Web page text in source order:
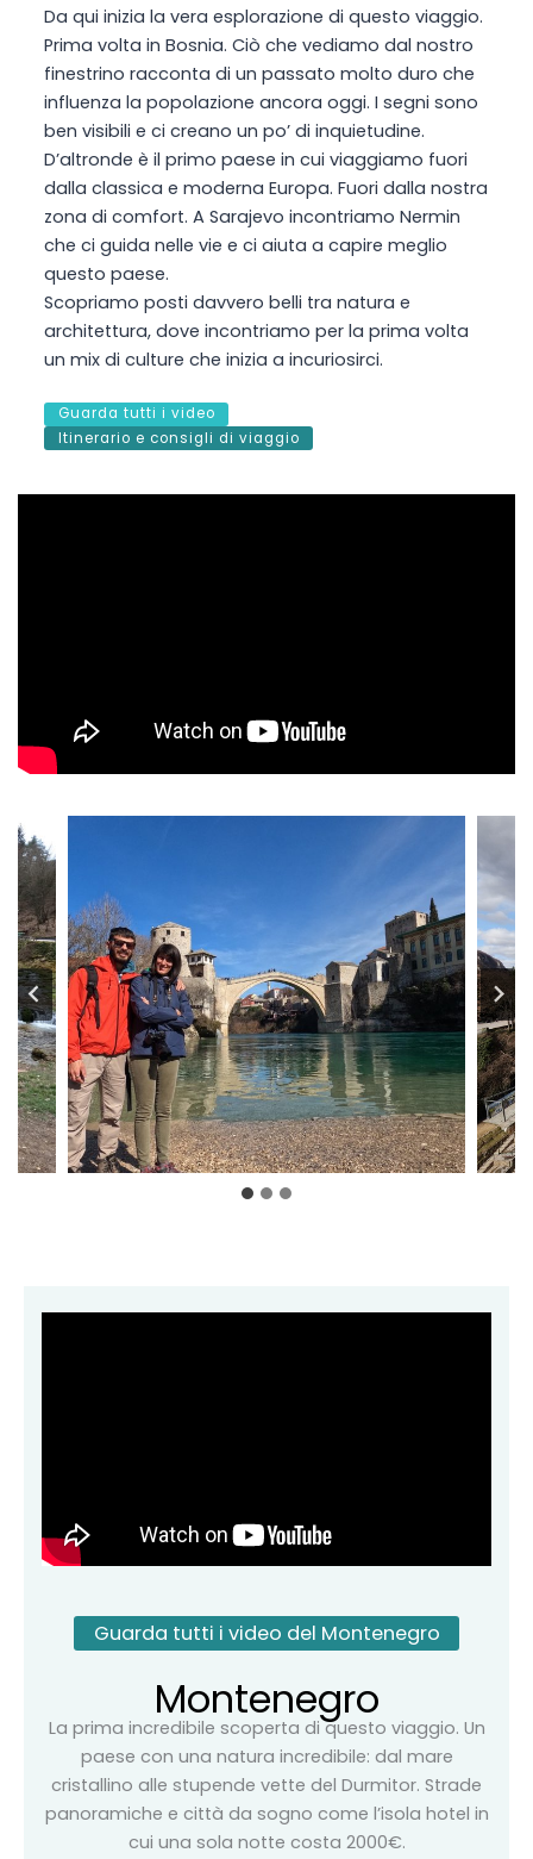
Da qui inizia la vera esplorazione di questo viaggio.
Prima volta in Bosnia. Ciò che vediamo dal nostro
finestrino racconta di un passato molto duro che
influenza la popolazione ancora oggi. I segni sono
ben visibili e ci creano un po’ di inquietudine.
D’altronde è il primo paese in cui viaggiamo fuori
dalla classica e moderna Europa. Fuori dalla nostra
zona di comfort. A Sarajevo incontriamo Nermin
che ci guida nelle vie e ci aiuta a capire meglio
questo paese.
Scopriamo posti davvero belli tra natura e
architettura, dove incontriamo per la prima volta
un mix di culture che inizia a incuriosirci.
Guarda tutti i video
Itinerario e consigli di viaggio
Guarda tutti i video del Montenegro
Montenegro
La prima incredibile scoperta di questo viaggio. Un
paese con una natura incredibile: dal mare
cristallino alle stupende vette del Durmitor. Strade
panoramiche e città da sogno come l’isola hotel in
cui una sola notte costa 2000€.